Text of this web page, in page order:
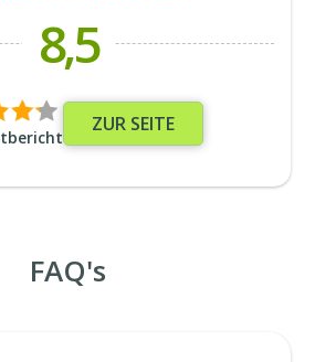
8,5
ZUR SEITE
FAQ's